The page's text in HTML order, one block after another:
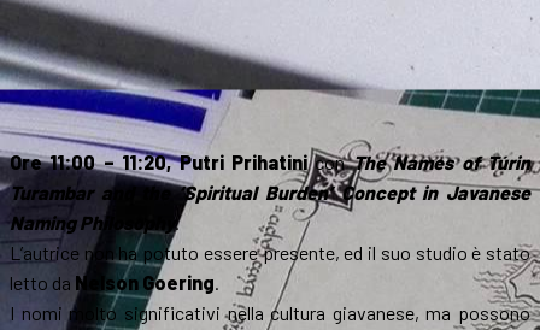
Ore 11:00 – 11:20, Putri PrihatiniconThe Names of Túrin
Turambar and the ‘Spiritual Burden’ Concept in Javanese
Naming Philosophy .
L’autrice non ha potuto essere presente, ed il suo studio è stato
letto da Nelson Goering.
I nomi molto significativi nella cultura giavanese, ma possono